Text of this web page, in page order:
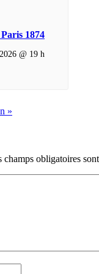
1874
@ 19 h
»
champs obligatoires